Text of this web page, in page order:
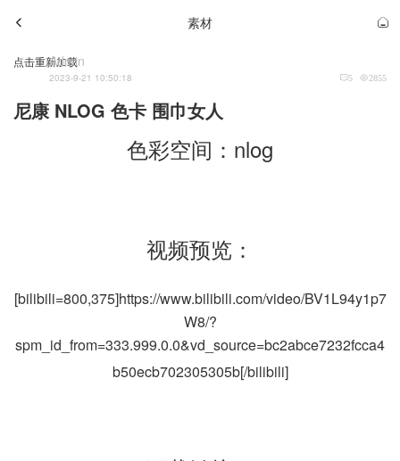
素材
点击重新加载
Admin
2023-9-21 10:50:18 5 2855
尼康 NLOG 色卡 围巾女人
色彩空间：nlog
视频预览：
[bilibili=800,375]https://www.bilibili.com/video/BV1L94y1p7
W8/?
spm_id_from=333.999.0.0&vd_source=bc2abce7232fcca4
b50ecb702305305b[/bilibili]